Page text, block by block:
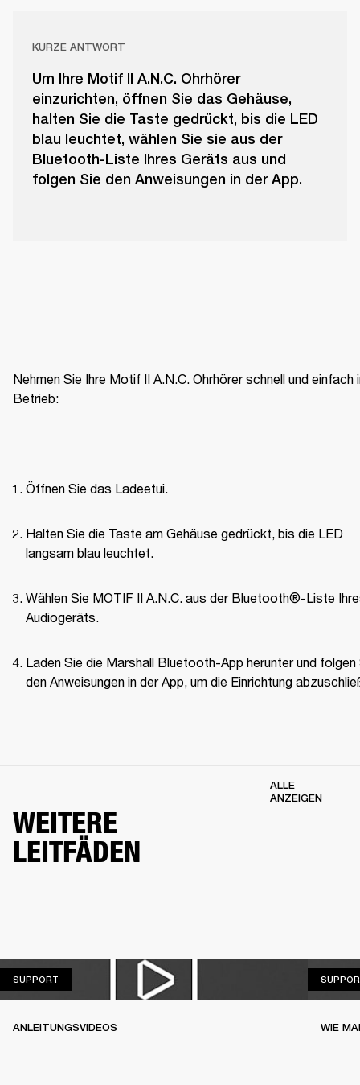
KURZE ANTWORT
Um Ihre Motif II A.N.C. Ohrhörer
einzurichten, öffnen Sie das Gehäuse,
halten Sie die Taste gedrückt, bis die LED
blau leuchtet, wählen Sie sie aus der
Bluetooth-Liste Ihres Geräts aus und
folgen Sie den Anweisungen in der App.
Nehmen Sie Ihre Motif II A.N.C. Ohrhörer schnell und einfach
Betrieb:
Öffnen Sie das Ladeetui.
Halten Sie die Taste am Gehäuse gedrückt, bis die LED
langsam blau leuchtet.
Wählen Sie MOTIF II A.N.C. aus der Bluetooth®-Liste
Audiogeräts.
Laden Sie die Marshall Bluetooth-App herunter und folgen
den Anweisungen in der App, um die Einrichtung
WEITERE
LEITFÄDEN
ALLE
ANZEIGEN
SUPPORT
ANLEITUNGSVIDEOS WIE